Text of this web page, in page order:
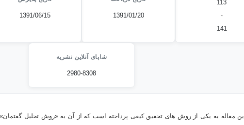
113
-
141
1391/01/20
1391/06/15
شاپای آنلاین نشریه
2980-8308
این مقاله به یکی از روش های تحقیق کیفی پرداخته است که از آن به «روش تحلیل